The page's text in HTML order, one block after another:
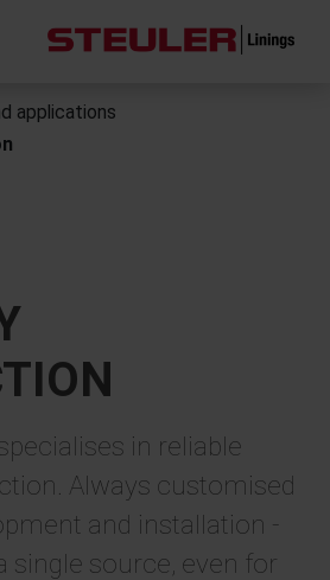
applications
in reliable
Always customised
and installation -
single source, even for